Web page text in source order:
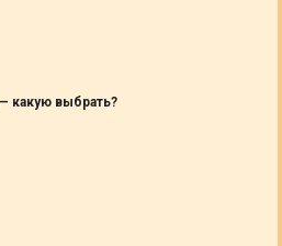
какую выбрать?